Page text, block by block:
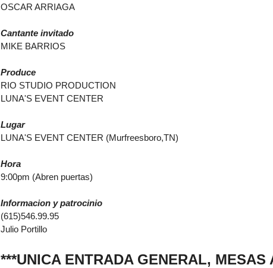
OSCAR ARRIAGA
Cantante invitado
MIKE BARRIOS
Produce
RIO STUDIO PRODUCTION
LUNA'S EVENT CENTER
Lugar
LUNA'S EVENT CENTER (Murfreesboro,TN)
Hora
9:00pm (Abren puertas)
Informacion y patrocinio
(615)546.99.95
Julio Portillo
***UNICA ENTRADA GENERAL, MESAS